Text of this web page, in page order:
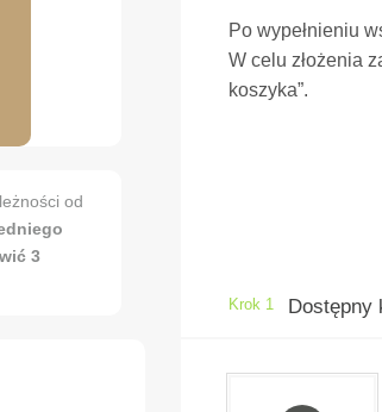
od
3
Po wypełnieniu
W celu złożenia
koszyka”.
Krok 1 Dostępny